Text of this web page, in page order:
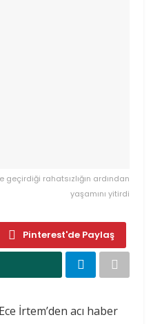
geçirdiği rahatsızlığın ardından
yaşamını yitirdi
Pinterest'de Paylaş
İrtem’den acı haber